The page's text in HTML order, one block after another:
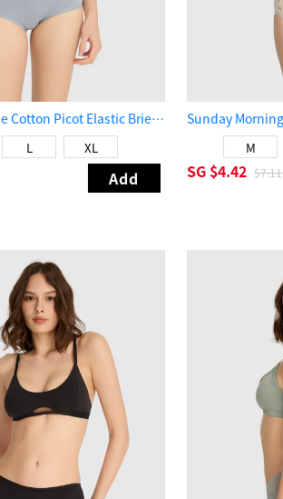
Classic．Mid Rise Cotton Picot Elastic Brief Panty（Quarry）
L XL
Add
M
SG $4.42 $7.11